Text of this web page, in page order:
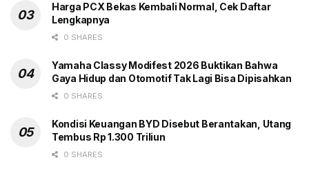
Harga PCX Bekas Kembali Normal, Cek Daftar
Lengkapnya
0 SHARES
Yamaha Classy Modifest 2026 Buktikan Bahwa
Gaya Hidup dan Otomotif Tak Lagi Bisa Dipisahkan
0 SHARES
Kondisi Keuangan BYD Disebut Berantakan, Utang
Tembus Rp 1.300 Triliun
0 SHARES